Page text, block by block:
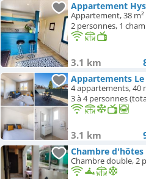
Appartement
Appartement, 38 m²
2 personnes, 1
3.1 km
Appartements Le
4 appartements, 40
3 à 4 personnes
3.1 km
Chambre double, 2